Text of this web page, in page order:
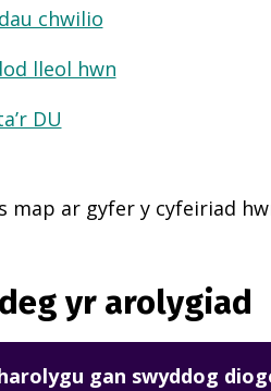
chwilio
lleol hwn
DU
map ar gyfer y cyfeiriad
yr arolygiad
gan swyddog